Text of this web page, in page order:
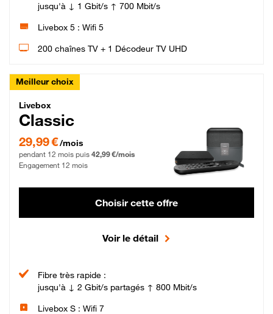
jusqu'à ↓ 1 Gbit/s ↑ 700 Mbit/s
Livebox 5 : Wifi 5
200 chaînes TV + 1 Décodeur TV UHD
Meilleur choix
Livebox Classic Fibre
Livebox
Classic
29,99 € par mois pendant 12 mois puis 42,99 € par mois, Engagement 12 mois
29,99 €/mois
pendant 12 mois puis 42,99 €/mois
Engagement 12 mois
Choisir cette offre
Voir le détail
Fibre très rapide :
jusqu'à ↓ 2 Gbit/s partagés ↑ 800 Mbit/s
Livebox S : Wifi 7